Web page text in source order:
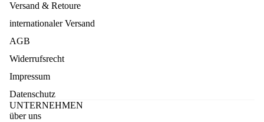
Versand & Retoure
internationaler Versand
AGB
Widerrufsrecht
Impressum
Datenschutz
UNTERNEHMEN
über uns